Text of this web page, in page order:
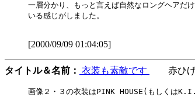
一層分かり、もっと言えば自然なロングヘアだ
いる感じがしました。
[2000/09/09 01:04:05]
タイトル＆名前： 衣装も素敵です 赤ひ
画像２・３の衣装はPINK HOUSE(もしくは